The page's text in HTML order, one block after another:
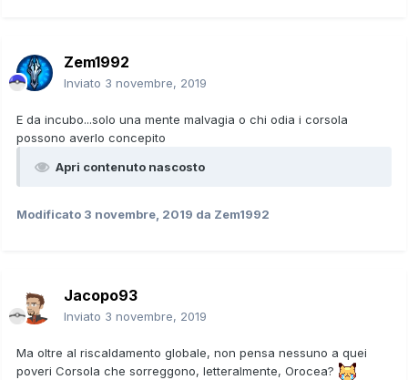
Zem1992
Inviato 3 novembre, 2019
E da incubo...solo una mente malvagia o chi odia i corsola
possono averlo concepito
Apri contenuto nascosto
Modificato 3 novembre, 2019 da Zem1992
Jacopo93
Inviato 3 novembre, 2019
Ma oltre al riscaldamento globale, non pensa nessuno a quei
poveri Corsola che sorreggono, letteralmente, Orocea?